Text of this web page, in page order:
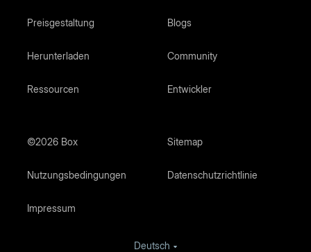
Preisgestaltung
Herunterladen
Ressourcen
Blogs
Community
Entwickler
©2026 Box Sitemap
Nutzungsbedingungen Datenschutzrichtlinie
Impressum
Deutsch